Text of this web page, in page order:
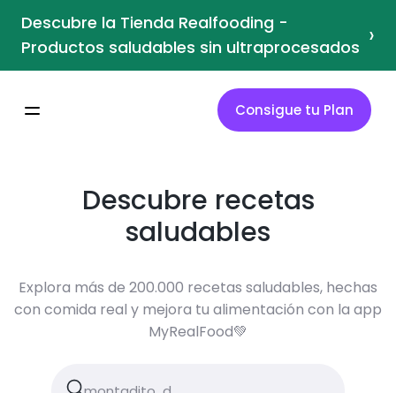
Descubre la Tienda Realfooding -
Productos saludables sin ultraprocesados ›
Consigue tu Plan
Descubre recetas
saludables
Explora más de 200.000 recetas saludables, hechas
con comida real y mejora tu alimentación con la app
MyRealFood💚